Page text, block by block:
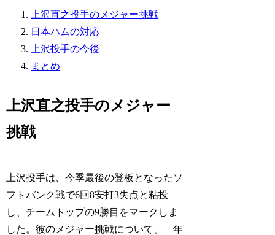
上沢直之投手のメジャー挑戦
日本ハムの対応
上沢投手の今後
まとめ
上沢直之投手のメジャー
挑戦
上沢投手は、今季最後の登板となったソ
フトバンク戦で6回8安打3失点と粘投
し、チームトップの9勝目をマークしま
した。彼のメジャー挑戦について、「年